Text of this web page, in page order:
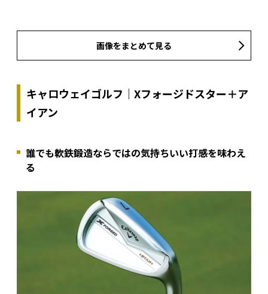
画像をまとめて見る
キャロウェイゴルフ｜Xフォージドスター＋ア
イアン
誰でも軟鉄鍛造ならではの気持ちいい打感を味わえ
る